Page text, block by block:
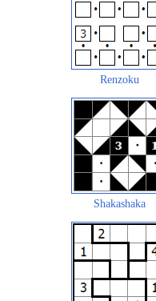
Renzoku
Shakashaka